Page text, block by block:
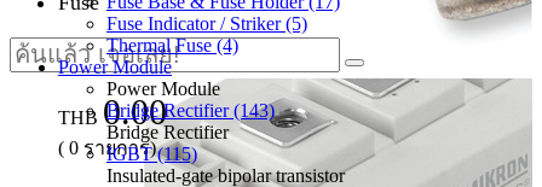
THB 0.00
( 0 รายการ)
Fuse Indicator / Striker (5)
Thermal Fuse (4)
Power Module
Power Module
Bridge Rectifier (143)
Bridge Rectifier
IGBT (115)
Insulated-gate bipolar transistor